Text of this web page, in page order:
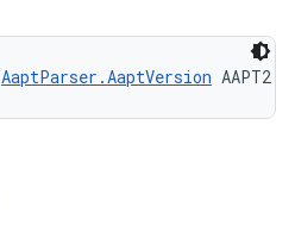
AaptParser.AaptVersion AAPT2